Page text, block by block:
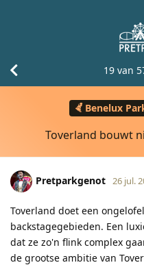
Benelux
Toverland bouwt
19 van
Pretparkgenot 26 jul.
Toverland doet een
backstagegebieden. Een
dat ze zo'n flink complex
de grootse ambitie van